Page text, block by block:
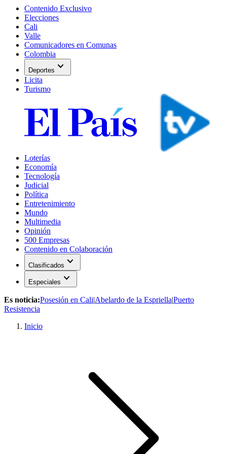
Contenido Exclusivo
Elecciones
Cali
Valle
Comunicadores en Comunas
Colombia
Deportes expand_more
Licita
Turismo
Loterías
Economía
Tecnología
Judicial
Política
Entretenimiento
Mundo
Multimedia
Opinión
500 Empresas
Contenido en Colaboración
Clasificados expand_more
Especiales expand_more
Es noticia:Posesión en Cali|Abelardo de la Espriella|Puerto
Resistencia
Inicio